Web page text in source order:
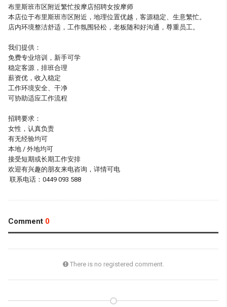
布里斯班市区附近繁忙按摩店招聘女按摩师
本店位于布里斯班市区附近，地理位置优越，客源稳定、生意繁忙。
店内环境整洁舒适，工作氛围轻松，老板随和好沟通，尊重员工。
我们提供：
免费专业培训，新手可学
稳定客源，排班合理
薪资优，收入稳定
工作环境安全、干净
可协助适应工作流程
招聘要求：
女性，认真负责
有无经验均可
本地 / 外地均可
接受短期或长期工作安排
欢迎有兴趣的朋友来电咨询，详情可电
联系电话：0449 093 588
Comment 0
There is no registered comment.